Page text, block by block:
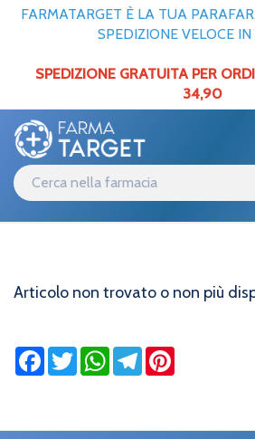
FARMATARGET È LA TUA
SPEDIZIONE VELOCE
SPEDIZIONE GRATUITA PER
34,90
Articolo non trovato o non più
Facebook
TwitterWhatsApp
Telegram